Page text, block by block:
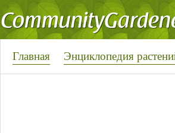
Главная Энциклопедия